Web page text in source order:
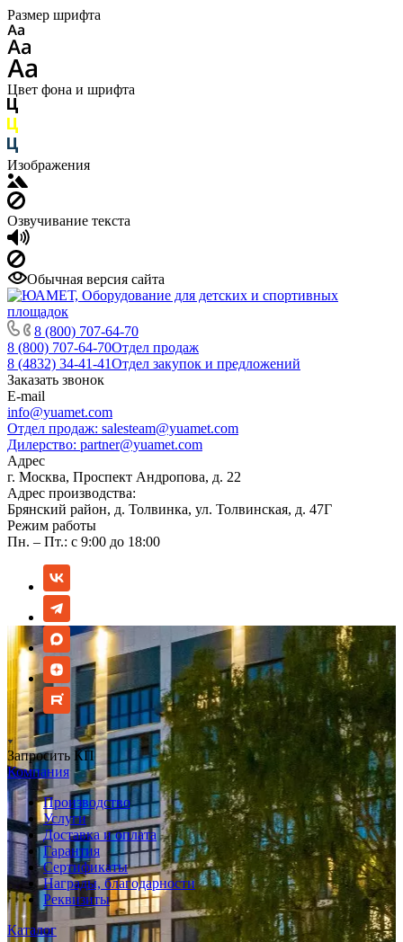
Размер шрифта
Цвет фона и шрифта
Изображения
Озвучивание текста
Обычная версия сайта
8 (800) 707-64-70
8 (800) 707-64-70Отдел продаж
8 (4832) 34-41-41Отдел закупок и предложений
Заказать звонок
E-mail
info@yuamet.com
Отдел продаж: salesteam@yuamet.com
Дилерство: partner@yuamet.com
Адрес
г. Москва, Проспект Андропова, д. 22
Адрес производства:
Брянский район, д. Толвинка, ул. Толвинская, д. 47Г
Режим работы
Пн. – Пт.: с 9:00 до 18:00
Запросить КП
Компания
Производство
Услуги
Доставка и оплата
Гарантия
Сертификаты
Награды, благодарности
Реквизиты
Каталог